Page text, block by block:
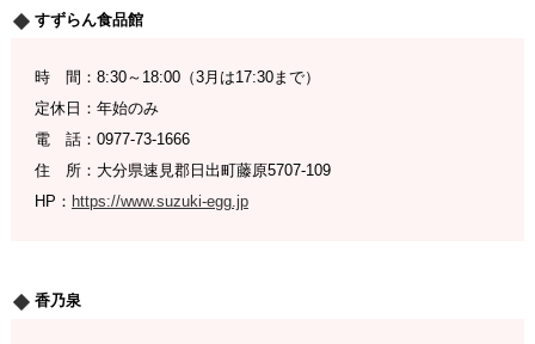
すずらん食品館
時 間：8:30～18:00（3月は17:30まで）
定休日：年始のみ
電 話：0977-73-1666
住 所：大分県速見郡日出町藤原5707-109
HP： https://www.suzuki-egg.jp
香乃泉